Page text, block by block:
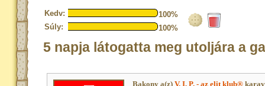
Kedv:
100%
Súly:
100%
5 napja látogatta meg utoljára a
Bakony a(z)V. I. P. - az elit klub®